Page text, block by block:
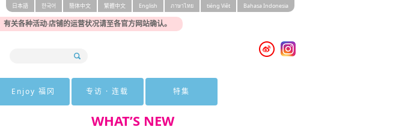
关各种活动·店铺的运营状况请至各官方网站确认。
日本語 한국어 簡体中文 繁體中文 English ภาษาไทย tiéng Viêt Bahasa Indonesia
Enjoy 福冈 专访 · 连载 特集
WHAT’S NEW